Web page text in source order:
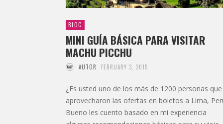
BLOG
MINI GUÍA BÁSICA PARA VISITAR
MACHU PICCHU
AUTOR FEBRUARY 3, 2015
¿Es usted uno de los más de 1200 personas que
aprovecharon las ofertas en boletos a Lima,
Bueno les cuento basado en mi experiencia